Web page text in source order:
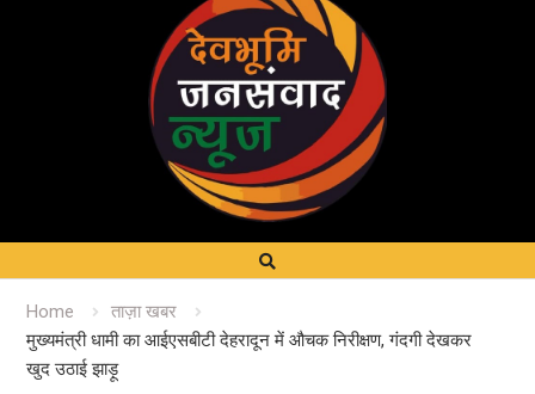
Google
Home
ताज़ा खबर
मुख्यमंत्री धामी का आईएसबीटी देहरादून में औचक निरीक्षण, गंदगी देखकर
खुद उठाई झाड़ू